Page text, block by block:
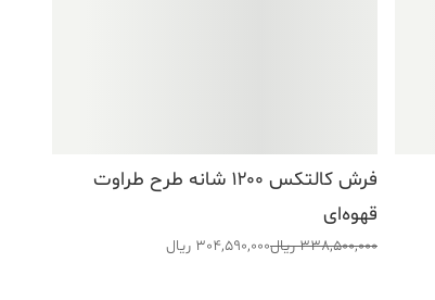
فرش کالتکس ۱۲۰۰ شانه طرح طراوت
قهوه‌ای
338,500,000 ریال
قیمت
304,590,000 ریال
قیمت